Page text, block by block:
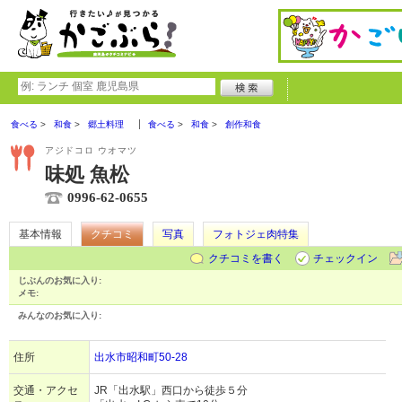
食べる 和食 郷土料理 食べる 和食 創作和食
アジドコロ ウオマツ
味処 魚松
0996-62-0655
基本情報 クチコミ 写真
フォトジェ肉特集
クチコミを書く
チェックイン
じぶんのお気に入り:
メモ:
みんなのお気に入り:
住所 出水市昭和町50-28
交通・アクセ
JR「出水駅」西口から徒歩５分